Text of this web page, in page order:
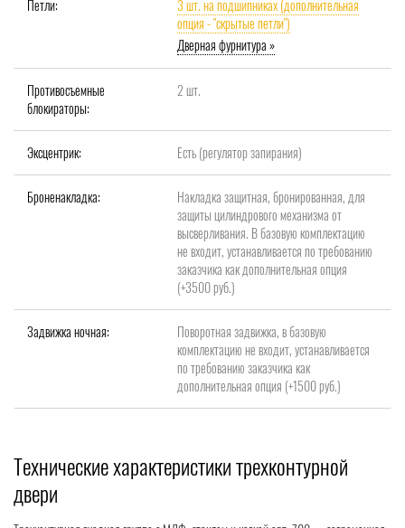
Петли:
3 шт. на подшипниках (дополнительная
опция - "скрытые петли")
Дверная фурнитура »
Противосъемные
блокираторы:
2 шт.
Эксцентрик: Есть (регулятор запирания)
Броненакладка:
Накладка защитная, бронированная, для
защиты цилиндрового механизма от
высверливания. В базовую комплектацию
не входит, устанавливается по требованию
заказчика как дополнительная опция
(+3500 руб.)
Задвижка ночная:
Поворотная задвижка, в базовую
комплектацию не входит, устанавливается
по требованию заказчика как
дополнительная опция (+1500 руб.)
Технические характеристики трехконтурной
двери